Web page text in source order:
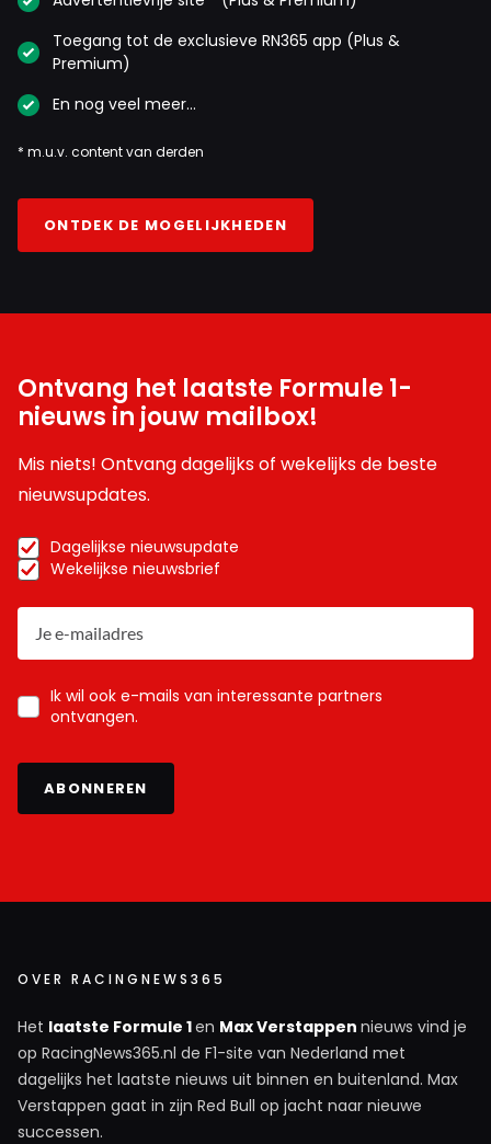
Toegang tot de exclusieve RN365 app (Plus &
Premium)
En nog veel meer…
* m.u.v. content van derden
ONTDEK DE MOGELIJKHEDEN
Ontvang het laatste Formule 1-
nieuws in jouw mailbox!
Mis niets! Ontvang dagelijks of wekelijks de beste
nieuwsupdates.
Dagelijkse nieuwsupdate
Wekelijkse nieuwsbrief
Ik wil ook e-mails van interessante partners
ontvangen.
ABONNEREN
OVER RACINGNEWS365
Het laatste Formule 1en Max Verstappen nieuws vind je
op RacingNews365.nl de F1-site van Nederland met
dagelijks het laatste nieuws uit binnen en buitenland. Max
Verstappen gaat in zijn Red Bull op jacht naar nieuwe
successen.